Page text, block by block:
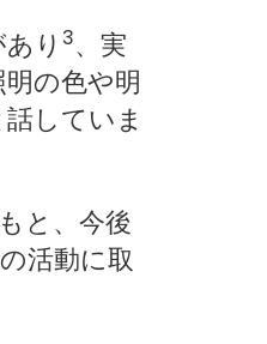
り 3、実
の色や明
していま
と、今後
活動に取